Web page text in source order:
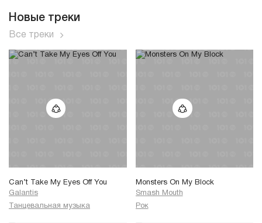
Новые треки
Все треки
Can’t Take My Eyes Off You
Galantis
Танцевальная музыка
Monsters On My Block
Smash Mouth
Рок